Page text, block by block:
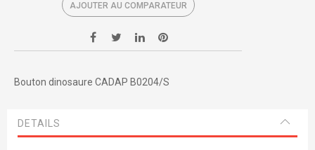
AJOUTER AU COMPARATEUR
Bouton dinosaure CADAP B0204/S
DETAILS